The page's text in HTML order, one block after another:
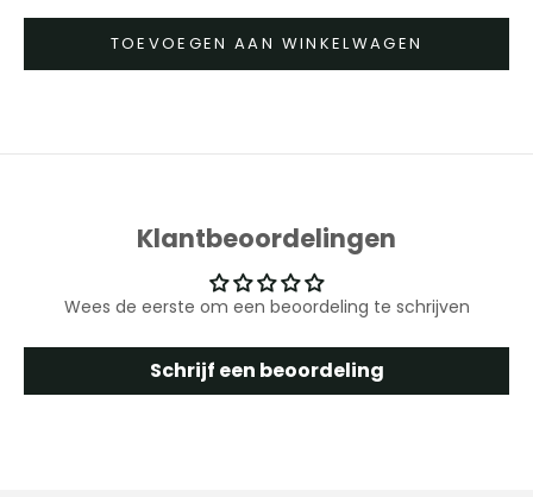
TOEVOEGEN AAN WINKELWAGEN
Klantbeoordelingen
Wees de eerste om een beoordeling te schrijven
Schrijf een beoordeling